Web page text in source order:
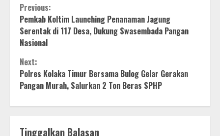
Continue
Reading
Previous:
Pemkab Koltim Launching Penanaman Jagung
Serentak di 117 Desa, Dukung Swasembada Pangan
Nasional
Next:
Polres Kolaka Timur Bersama Bulog Gelar Gerakan
Pangan Murah, Salurkan 2 Ton Beras SPHP
Tinggalkan Balasan